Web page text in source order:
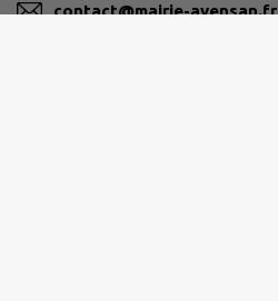
contact@mairie-avensan.fr